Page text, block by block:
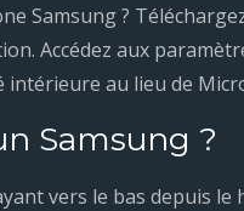
Samsung ?
Accédez aux
intérieure au lieu de
Samsung ?
vers le bas depuis le